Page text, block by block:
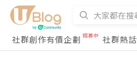
社群創作有價企劃 社群熱話